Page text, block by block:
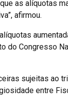
as alíquotas
afirmou.
Congresso
sujeitas ao
entre